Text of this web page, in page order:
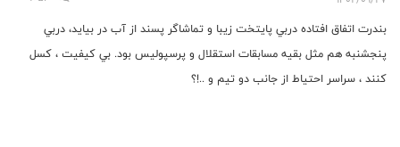
بندرت اتفاق افتاده دربي پايتخت زيبا و تماشاگر پسند از آب در بيايد، دربي
پنجشنبه هم مثل بقيه مسابقات استقلال و پرسپوليس بود. بي كيفيت ، كسل
كنند ، سراسر احتياط از جانب دو تيم و ..!؟